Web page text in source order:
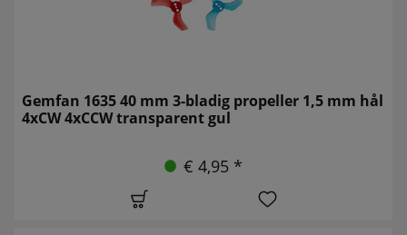
Gemfan 1635 40 mm 3-bladig propeller 1,5 mm hål
4xCW 4xCCW transparent gul
€ 4,95 *